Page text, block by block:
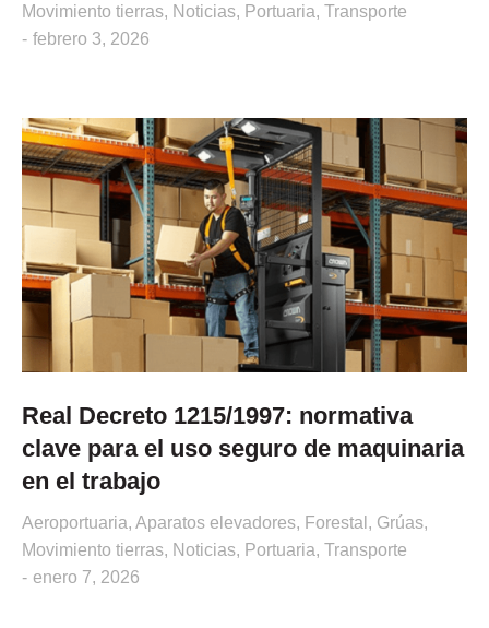
Movimiento tierras, Noticias, Portuaria, Transporte
febrero 3, 2026
Real Decreto 1215/1997: normativa
clave para el uso seguro de maquinaria
en el trabajo
Aeroportuaria, Aparatos elevadores, Forestal , Grúas,
Movimiento tierras, Noticias, Portuaria, Transporte
enero 7, 2026